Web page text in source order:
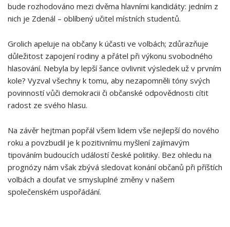
bude rozhodováno⁤ mezi dvěma hlavními kandidáty: jedním⁣ z
nich je Zdenál​ – oblíbený učitel místních studentů.
Grolich apeluje na občany k účasti ve ⁣volbách; zdůrazňuje
důležitost zapojení⁤ rodiny a přátel při‌ výkonu svobodného
hlasování. Nebyla by lepší ⁣šance ovlivnit výsledek už v prvním
kole? Vyzval všechny k tomu, aby nezapomněli tóny svých
povinností vůči demokracii či občanské odpovědnosti cítit⁣
radost ze​ svého hlasu.
Na závěr hejtman popřál všem ‌lidem vše nejlepší do​ nového
roku a povzbudil je k pozitivnímu myšlení zajímavým
tipováním budoucích událostí české politiky.‍ Bez ohledu ‍na
prognózy nám však zbývá sledovat konání občanů⁤ při ⁣příštích
volbách a doufat ⁤ve ⁢smysluplné změny‌ v našem
společenském uspořádání.